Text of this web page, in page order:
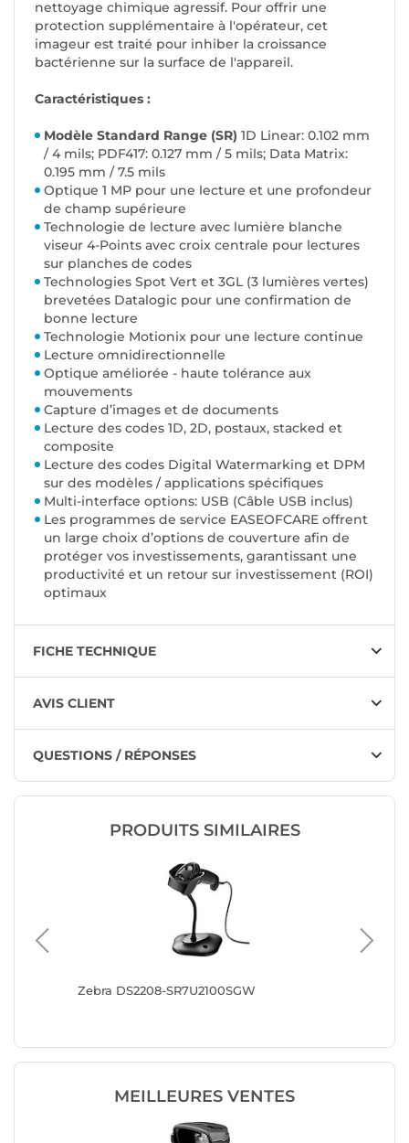
nettoyage chimique agressif. Pour offrir une
protection supplémentaire à l'opérateur, cet
imageur est traité pour inhiber la croissance
bactérienne sur la surface de l'appareil.
Caractéristiques :
Modèle Standard Range (SR) 1D Linear: 0.102 mm
/ 4 mils; PDF417: 0.127 mm / 5 mils; Data Matrix:
0.195 mm / 7.5 mils
Optique 1 MP pour une lecture et une profondeur
de champ supérieure
Technologie de lecture avec lumière blanche
viseur 4-Points avec croix centrale pour lectures
sur planches de codes
Technologies Spot Vert et 3GL (3 lumières vertes)
brevetées Datalogic pour une confirmation de
bonne lecture
Technologie Motionix pour une lecture continue
Lecture omnidirectionnelle
Optique améliorée - haute tolérance aux
mouvements
Capture d’images et de documents
Lecture des codes 1D, 2D, postaux, stacked et
composite
Lecture des codes Digital Watermarking et DPM
sur des modèles / applications spécifiques
Multi-interface options: USB (Câble USB inclus)
Les programmes de service EASEOFCARE offrent
un large choix d’options de couverture afin de
protéger vos investissements, garantissant une
productivité et un retour sur investissement (ROI)
optimaux
FICHE TECHNIQUE
AVIS CLIENT
QUESTIONS / RÉPONSES
PRODUITS SIMILAIRES
Zebra DS2208-SR7U2100SGW
MEILLEURES VENTES